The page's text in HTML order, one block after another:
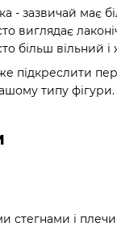
- зазвичай має
виглядає
більш вільний і
підкреслити
типу
стегнами і